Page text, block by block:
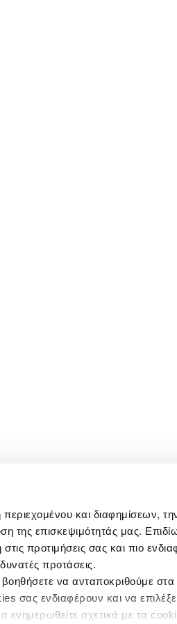
και διαφημίσεων,
της επισκεψιμότητάς μας.
προτιμήσεις σας και πιο
προτάσεις.
βοηθήσετε να ανταποκριθούμε
σας ενδιαφέρουν και να
ενημερωθείτε σχετικά με τα